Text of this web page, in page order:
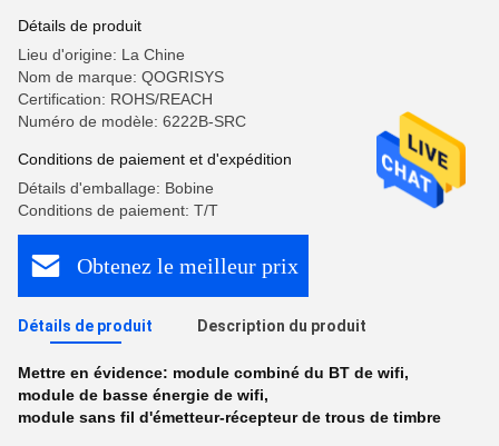
Détails de produit
Lieu d'origine: La Chine
Nom de marque: QOGRISYS
Certification: ROHS/REACH
Numéro de modèle: 6222B-SRC
Conditions de paiement et d'expédition
Détails d'emballage: Bobine
Conditions de paiement: T/T
Obtenez le meilleur prix
Détails de produit Description du produit
Mettre en évidence: module combiné du BT de wifi,
module de basse énergie de wifi,
module sans fil d'émetteur-récepteur de trous de timbre